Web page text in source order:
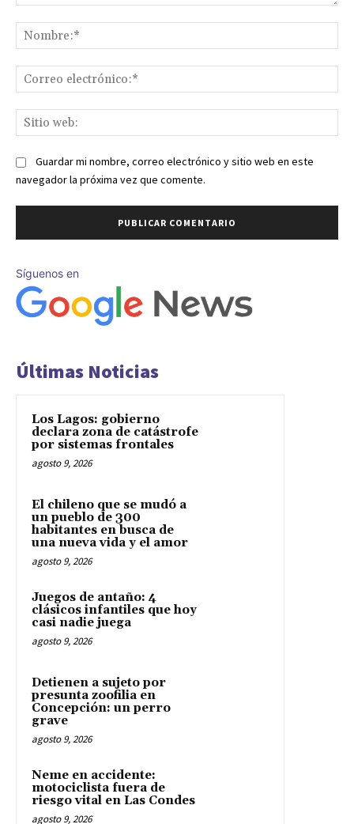
Guardar mi nombre, correo electrónico y sitio web en este
navegador la próxima vez que comente.
Síguenos en
Últimas Noticias
Los Lagos: gobierno
declara zona de catástrofe
por sistemas frontales
agosto 9, 2026
El chileno que se mudó a
un pueblo de 300
habitantes en busca de
una nueva vida y el amor
agosto 9, 2026
Juegos de antaño: 4
clásicos infantiles que hoy
casi nadie juega
agosto 9, 2026
Detienen a sujeto por
presunta zoofilia en
Concepción: un perro
grave
agosto 9, 2026
Neme en accidente:
motociclista fuera de
riesgo vital en Las Condes
agosto 9, 2026